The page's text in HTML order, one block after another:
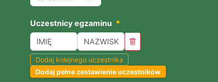
Uczestnicy egzaminu *
Dodaj kolejnego uczestnika
Dodaj pełne zestawienie uczestników